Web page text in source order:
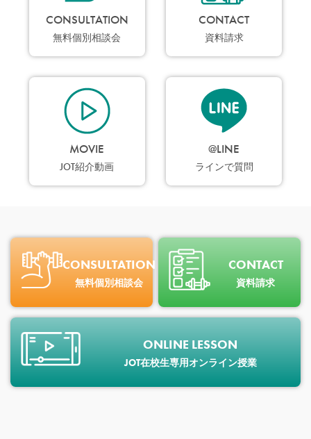
CONSULTATION
無料個別相談会
CONTACT
資料請求
MOVIE
JOT紹介動画
@LINE
ラインで質問
CONSULTATION
無料個別相談会
CONTACT
資料請求
ONLINE LESSON
JOT在校生専用オンライン授業